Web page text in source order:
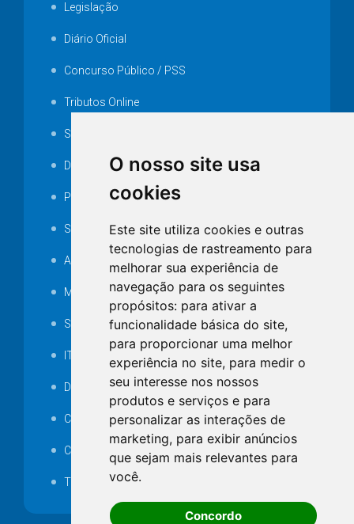
O nosso site usa
cookies
Este site utiliza cookies e outras
tecnologias de rastreamento para
melhorar sua experiência de
navegação para os seguintes
propósitos: para ativar a
funcionalidade básica do site,
para proporcionar uma melhor
experiência no site, para medir o
seu interesse nos nossos
produtos e serviços e para
personalizar as interações de
marketing, para exibir anúncios
que sejam mais relevantes para
você.
Concordo
Legislação
Diário Oficial
Concurso Público / PSS
Tributos Online
Serviços ISS-E
Decretos
Portarias
SAMAE
Audiência pública
MANUTENÇÃO DE ILUMINAÇÃO PÚBLICA
Serviços Técnicos TI
ITR
Desapropriações
Catalogo Eletrônico de Padronização
Consórcios Municipais
Telefones Úteis